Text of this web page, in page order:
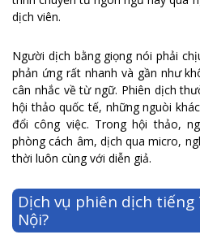
dịch viên.
Người dịch bằng giọng nói phải
phản ứng rất nhanh và gần như
cân nhắc về từ ngữ. Phiên dịch
hội thảo quốc tế, những nguòi
đổi công việc. Trong hội thảo,
phòng cách âm, dịch qua micro,
thời luôn cùng với diễn giả.
Dịch vụ phiên dịch tiếng
Nội?